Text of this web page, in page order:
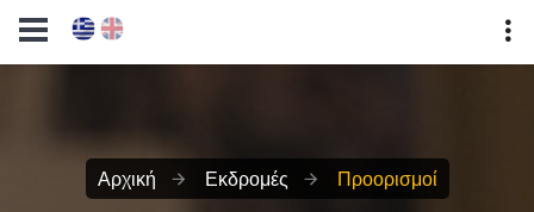
Αρχική Εκδρομές Προορισμοί